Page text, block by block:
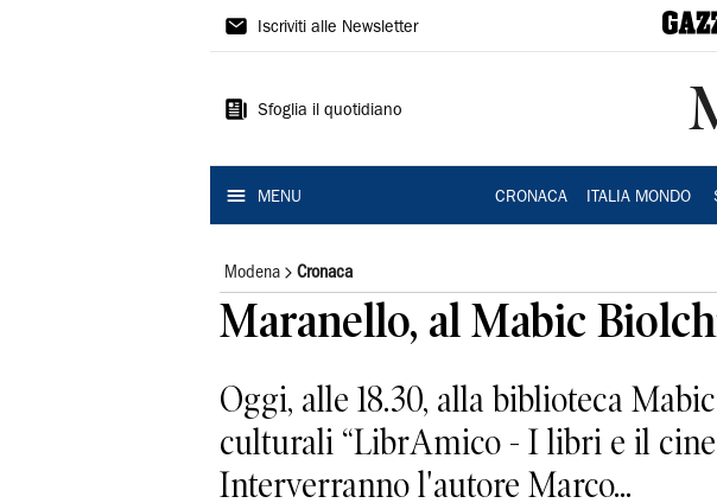
Gazzetta
Modena
Iscriviti alle Newsletter
Sfoglia il quotidiano
MENU CRONACA ITALIA MONDO
Modena Cronaca
Maranello, al Mabic
Oggi, alle 18.30, alla biblioteca
culturali “LibrAmico - I libri e il
Interverranno l'autore Marco...